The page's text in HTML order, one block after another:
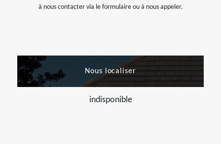
à nous contacter via le formulaire ou à nous appeler.
Nous localiser
indisponible